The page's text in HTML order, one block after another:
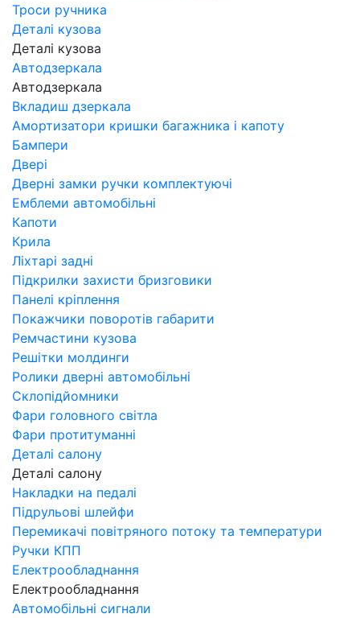
Троси ручника
Деталі кузова
Деталі кузова
Автодзеркала
Автодзеркала
Вкладиш дзеркала
Амортизатори кришки багажника і капоту
Бампери
Двері
Дверні замки ручки комплектуючі
Емблеми автомобільні
Капоти
Крила
Ліхтарі задні
Підкрилки захисти бризговики
Панелі кріплення
Покажчики поворотів габарити
Ремчастини кузова
Решітки молдинги
Ролики дверні автомобільні
Склопідйомники
Фари головного світла
Фари протитуманні
Деталі салону
Деталі салону
Накладки на педалі
Підрульові шлейфи
Перемикачі повітряного потоку та температури
Ручки КПП
Електрообладнання
Електрообладнання
Автомобільні сигнали